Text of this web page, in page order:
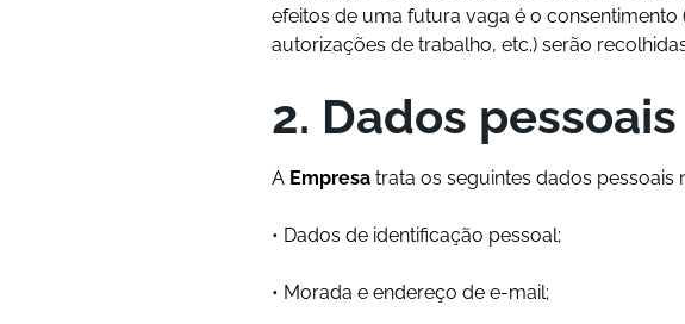
efeitos de uma futura vaga é o consentimento
autorizações de trabalho, etc.) serão
2. Dados
A Empresa trata os seguintes dados
• Dados de identificação pessoal;
• Morada e endereço de e-mail;